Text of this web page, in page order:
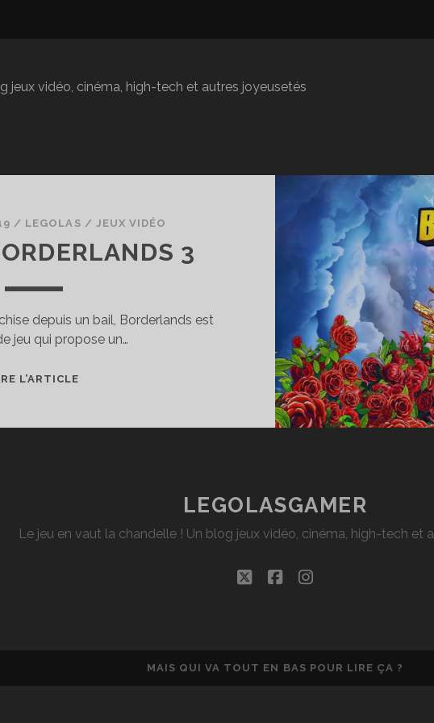
jeux vidéo, cinéma, high-tech et autres joyeusetés
/ LEGOLAS / JEUX VIDÉO
3
depuis un bail, Borderlands est
jeu qui propose un…
L’ARTICLE
LEGOLASGAMER
Le jeu en vaut la chandelle ! Un blog jeux vidéo, cinéma, high-tech et
twitterfacebookinstagram
MAIS QUI VA TOUT EN BAS POUR LIRE ÇA ?